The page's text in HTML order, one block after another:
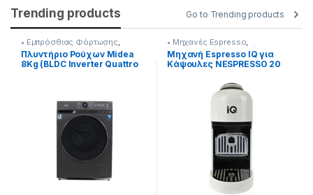
Trending products Go to Trending products
• Εμπρόσθιας Φόρτωσης
Πλυντήρια & Στεγνωτήρια
Πλυντήριο Ρούχων Midea
8Kg (BLDC Inverter Quattro
• Μηχανές Espresso
Προετοιμασία Πρωινού
Μηχανή Espresso IQ για
Κάψουλες NESPRESSO 20